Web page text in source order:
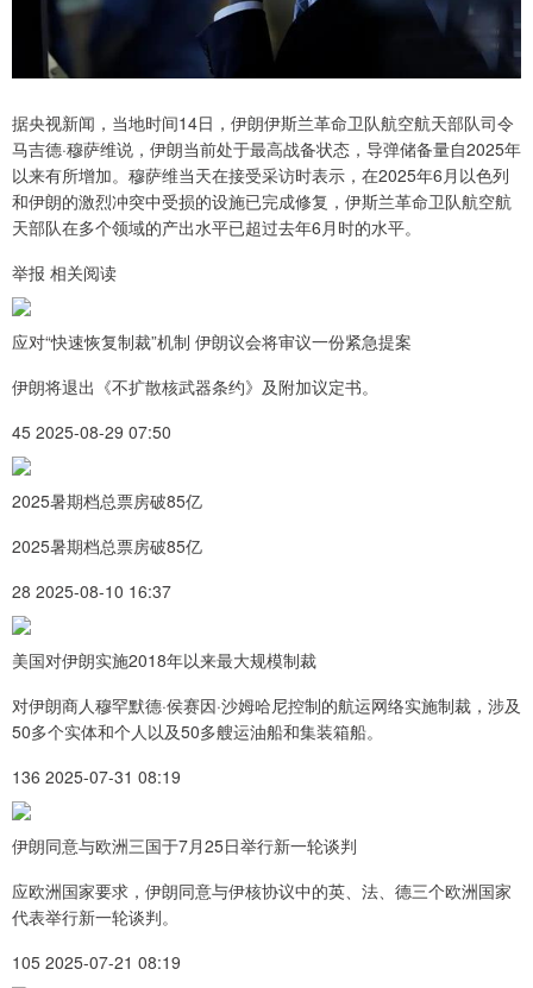
据央视新闻，当地时间14日，伊朗伊斯兰革命卫队航空航天部队司令
马吉德·穆萨维说，伊朗当前处于最高战备状态，导弹储备量自2025年
以来有所增加。穆萨维当天在接受采访时表示，在2025年6月以色列
和伊朗的激烈冲突中受损的设施已完成修复，伊斯兰革命卫队航空航
天部队在多个领域的产出水平已超过去年6月时的水平。
举报 相关阅读
应对“快速恢复制裁”机制 伊朗议会将审议一份紧急提案
伊朗将退出《不扩散核武器条约》及附加议定书。
45 2025-08-29 07:50
2025暑期档总票房破85亿
2025暑期档总票房破85亿
28 2025-08-10 16:37
美国对伊朗实施2018年以来最大规模制裁
对伊朗商人穆罕默德·侯赛因·沙姆哈尼控制的航运网络实施制裁，涉及
50多个实体和个人以及50多艘运油船和集装箱船。
136 2025-07-31 08:19
伊朗同意与欧洲三国于7月25日举行新一轮谈判
应欧洲国家要求，伊朗同意与伊核协议中的英、法、德三个欧洲国家
代表举行新一轮谈判。
105 2025-07-21 08:19